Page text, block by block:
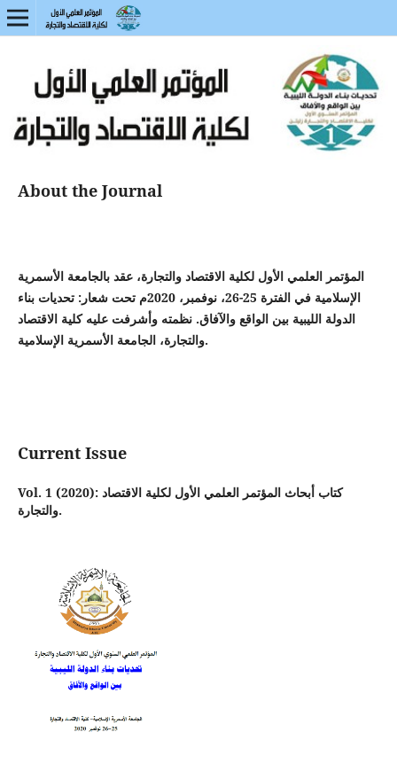
About the Journal
المؤتمر العلمي الأول لكلية الاقتصاد والتجارة، عقد بالجامعة الأسمرية
الإسلامية في الفترة 25-26، نوفمبر، 2020م تحت شعار: تحديات بناء
الدولة الليبية بين الواقع والآفاق. نظمته وأشرفت عليه كلية الاقتصاد
والتجارة، الجامعة الأسمرية الإسلامية.
Current Issue
Vol. 1 (2020): كتاب أبحاث المؤتمر العلمي الأول لكلية الاقتصاد
والتجارة.